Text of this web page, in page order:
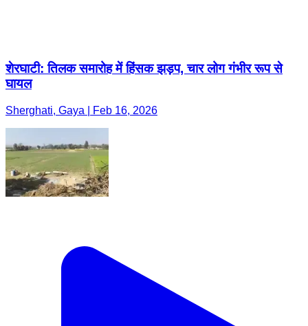
शेरघाटी: तिलक समारोह में हिंसक झड़प, चार लोग गंभीर रूप से
घायल
Sherghati, Gaya | Feb 16, 2026